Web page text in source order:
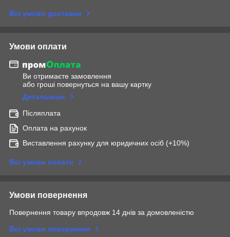
Всі умови доставки
Умови оплати
Ви отримаєте замовлення
або гроші повернуться на вашу картку
Детальніше
Післяплата
Оплата на рахунок
Виставлення рахунку для юридичних осіб (+10%)
Всі умови оплати
Умови повернення
Повернення товару впродовж 14 днів за домовленістю
Всі умови повернення